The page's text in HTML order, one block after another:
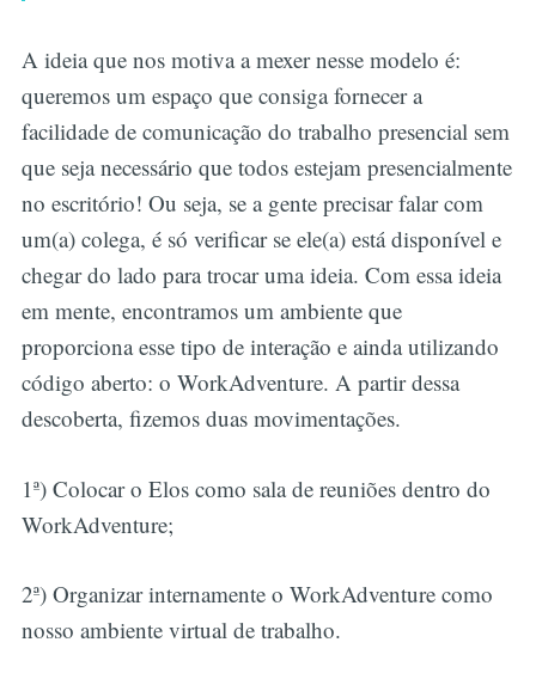
A ideia que nos motiva a mexer nesse modelo é:
queremos um espaço que consiga fornecer a
facilidade de comunicação do trabalho presencial sem
que seja necessário que todos estejam presencialmente
no escritório! Ou seja, se a gente precisar falar com
um(a) colega, é só verificar se ele(a) está disponível e
chegar do lado para trocar uma ideia. Com essa ideia
em mente, encontramos um ambiente que
proporciona esse tipo de interação e ainda utilizando
código aberto: o WorkAdventure. A partir dessa
descoberta, fizemos duas movimentações.
1ª) Colocar o Elos como sala de reuniões dentro do
WorkAdventure;
2ª) Organizar internamente o WorkAdventure como
nosso ambiente virtual de trabalho.